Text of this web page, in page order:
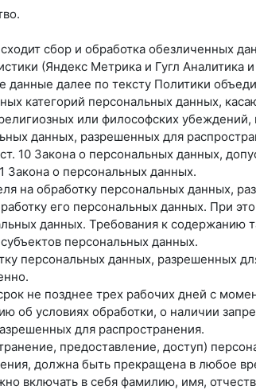
сбор и обработка обезличенных
(Яндекс Метрика и Гугл Аналитика и
данные далее по тексту Политики
категорий персональных данных,
или философских
данных, разрешенных для
10 Закона о персональных данных,
Закона о персональных данных.
на обработку персональных данных,
его персональных данных. При
данных. Требования к содержанию
персональных данных.
персональных данных, разрешенных
не позднее трех рабочих дней с
об условиях обработки, о наличии
для распространения.
предоставление, доступ)
должна быть прекращена в любое
включать в себя фамилию, имя,